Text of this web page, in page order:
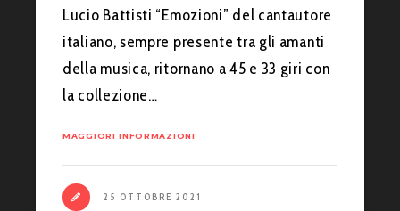
Lucio Battisti “Emozioni” del cantautore
italiano, sempre presente tra gli amanti
della musica, ritornano a 45 e 33 giri con
la collezione…
MAGGIORI INFORMAZIONI
25 OTTOBRE 2021